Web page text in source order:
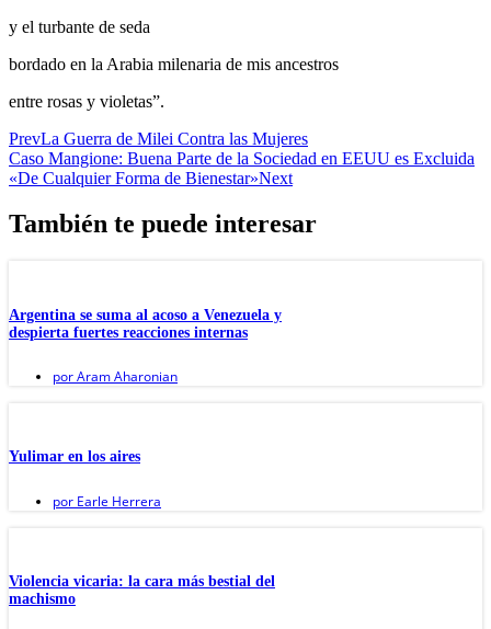
y el turbante de seda
bordado en la Arabia milenaria de mis ancestros
entre rosas y violetas”.
PrevLa Guerra de Milei Contra las Mujeres
Caso Mangione: Buena Parte de la Sociedad en EEUU es Excluida
«De Cualquier Forma de Bienestar»Next
También te puede interesar
Argentina se suma al acoso a Venezuela y
despierta fuertes reacciones internas
porAram Aharonian
Yulimar en los aires
por Earle Herrera
Violencia vicaria: la cara más bestial del
machismo